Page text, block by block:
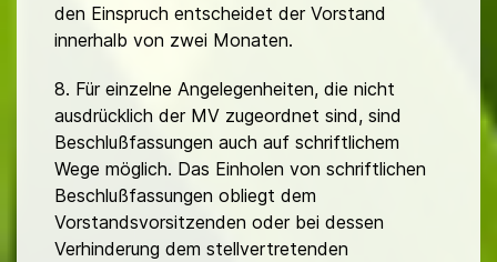
den Einspruch entscheidet der Vorstand
innerhalb von zwei Monaten.
8. Für einzelne Angelegenheiten, die nicht
ausdrücklich der MV zugeordnet sind, sind
Beschlußfassungen auch auf schriftlichem
Wege möglich. Das Einholen von schriftlichen
Beschlußfassungen obliegt dem
Vorstandsvorsitzenden oder bei dessen
Verhinderung dem stellvertretenden